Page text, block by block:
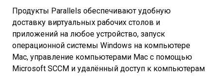
Продукты Parallels обеспечивают удобную
доставку виртуальных рабочих столов и
приложений на любое устройство, запуск
операционной системы Windows на компьютере
Mac, управление компьютерами Mac с помощью
Microsoft SCCM и удалённый доступ к компьютерам